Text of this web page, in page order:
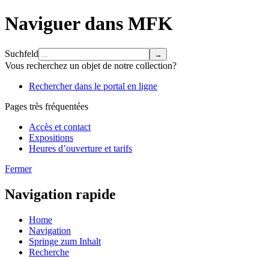
Naviguer dans MFK
Suchfeld
Vous recherchez un objet de notre collection?
Rechercher dans le portal en ligne
Pages très fréquentées
Accès et contact
Expositions
Heures d’ouverture et tarifs
Fermer
Navigation rapide
Home
Navigation
Springe zum Inhalt
Recherche